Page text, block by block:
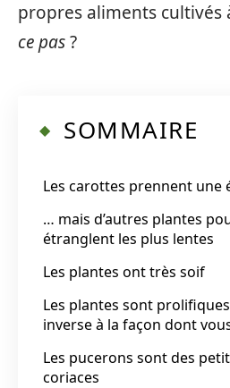
propres aliments cultivés
ce pas?
SOMMAIRE
Les carottes prennent une
… mais d’autres plantes
étranglent les plus lentes
Les plantes ont très soif
Les plantes sont
inverse à la façon dont
Les pucerons sont des
coriaces